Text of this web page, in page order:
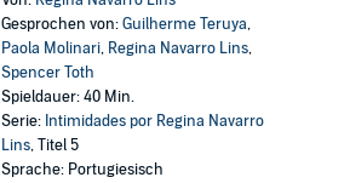
Gesprochen von:Guilherme Teruya,
Paola Molinari, Regina Navarro Lins,
Spencer Toth
Spieldauer: 40 Min.
Serie: Intimidades por Regina Navarro
Lins, Titel 5
Sprache: Portugiesisch